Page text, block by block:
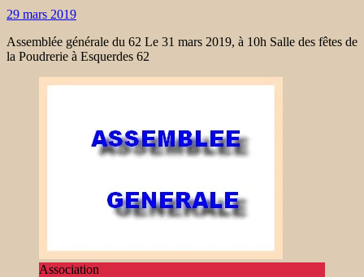
29 mars 2019
Assemblée générale du 62 Le 31 mars 2019, à 10h Salle des fêtes de
la Poudrerie à Esquerdes 62
Association